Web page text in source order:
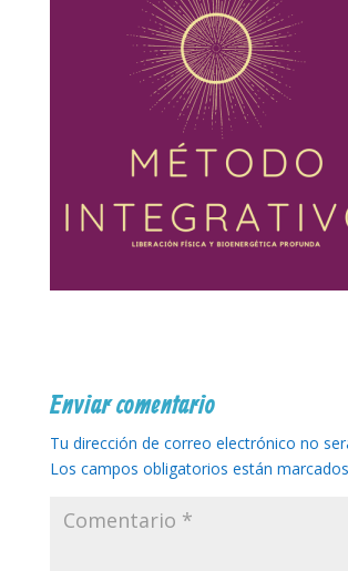
Enviar comentario
Tu dirección de correo electrónico no
Los campos obligatorios están